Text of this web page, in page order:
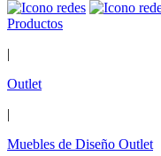
Productos
|
Outlet
|
Muebles de Diseño Outlet